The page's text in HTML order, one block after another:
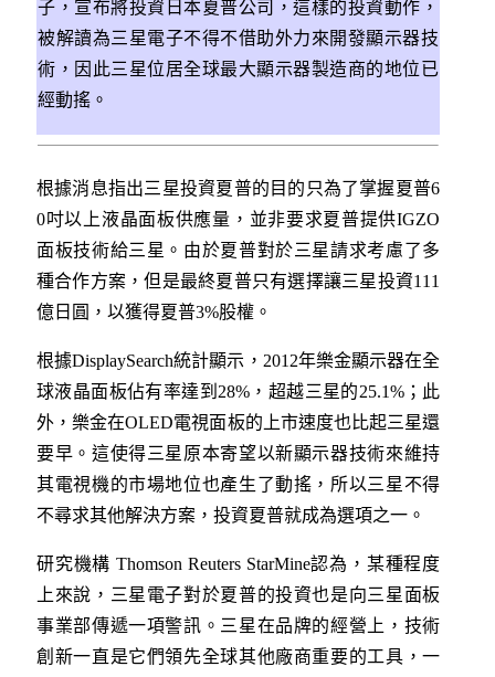
子，宣布將投資日本夏普公司，這樣的投資動作，
被解讀為三星電子不得不借助外力來開發顯示器技
術，因此三星位居全球最大顯示器製造商的地位已
經動搖。
根據消息指出三星投資夏普的目的只為了掌握夏普6
0吋以上液晶面板供應量，並非要求夏普提供IGZO
面板技術給三星。由於夏普對於三星請求考慮了多
種合作方案，但是最終夏普只有選擇讓三星投資111
億日圓，以獲得夏普3%股權。
根據DisplaySearch統計顯示，2012年樂金顯示器在全
球液晶面板佔有率達到28%，超越三星的25.1%；此
外，樂金在OLED電視面板的上市速度也比起三星還
要早。這使得三星原本寄望以新顯示器技術來維持
其電視機的市場地位也產生了動搖，所以三星不得
不尋求其他解決方案，投資夏普就成為選項之一。
研究機構 Thomson Reuters StarMine認為，某種程度
上來說，三星電子對於夏普的投資也是向三星面板
事業部傳遞一項警訊。三星在品牌的經營上，技術
創新一直是它們領先全球其他廠商重要的工具，一